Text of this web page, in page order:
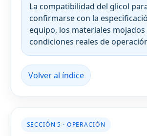
La compatibilidad del glicol
confirmarse con la
equipo, los materiales mojados
condiciones reales de
Volver al índice
SECCIÓN 5 · OPERACIÓN